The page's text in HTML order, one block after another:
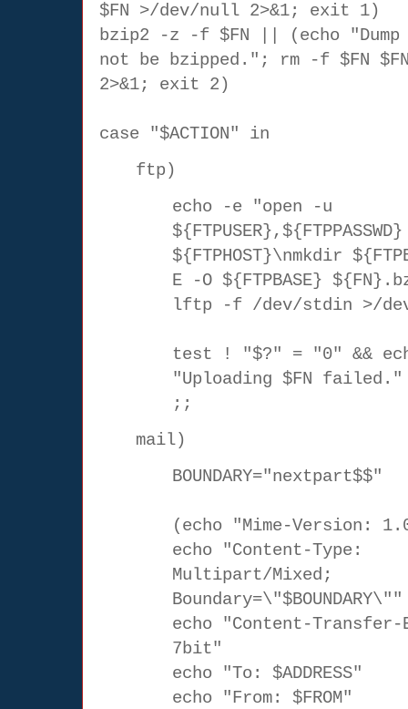
$FN >/dev/null 2>&1; exit 1)
bzip2 -z -f $FN || (echo "Dump
not be bzipped."; rm -f $FN
2>&1; exit 2)
case "$ACTION" in
ftp)
echo -e "open -u
${FTPUSER},${FTPPASSWD}
${FTPHOST}\nmkdir
E -O ${FTPBASE}
lftp -f /dev/stdin >/
test ! "$?" = "0" &&
"Uploading $FN failed."
;;
mail)
BOUNDARY="nextpart$$"
(echo "Mime-Version:
echo "Content-Type:
Multipart/Mixed;
Boundary=\"$BOUNDARY\""
echo "Content-Transfer-
7bit"
echo "To: $ADDRESS"
echo "From: $FROM"